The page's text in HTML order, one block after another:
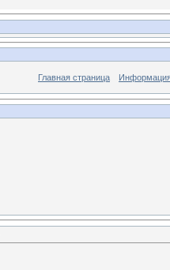
Главная страница